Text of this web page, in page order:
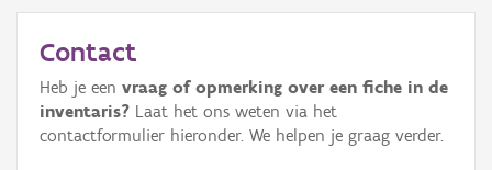
Erfgoedobject
Aanduidingsobject
Contact
Heb je een vraag of opmerking over een fiche in de
inventaris? Laat het ons weten via het
contactformulier hieronder. We helpen je graag verder.